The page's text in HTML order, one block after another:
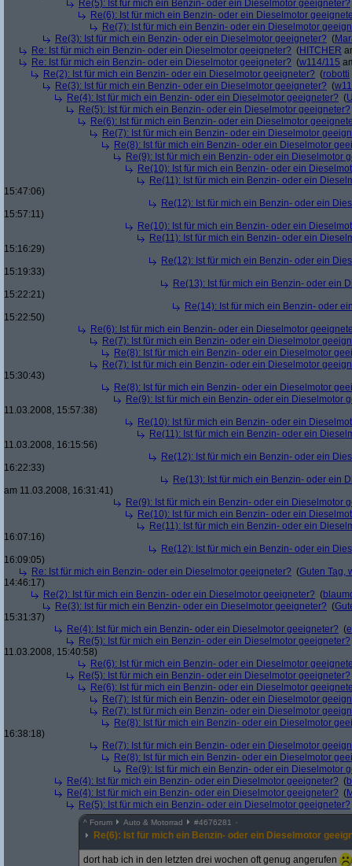
Re(5): Ist für mich ein Benzin- oder ein Dieselmotor geeigneter?
Re(6): Ist für mich ein Benzin- oder ein Dieselmotor
Re(7): Ist für mich ein Benzin- oder ein Dieselmotor
Re(3): Ist für mich ein Benzin- oder ein Dieselmotor geeigneter? (
Re: Ist für mich ein Benzin- oder ein Dieselmotor geeigneter? (HITCHER
Re: Ist für mich ein Benzin- oder ein Dieselmotor geeigneter? (w114/115
Re(2): Ist für mich ein Benzin- oder ein Dieselmotor geeigneter? (robotti
Re(3): Ist für mich ein Benzin- oder ein Dieselmotor geeigneter? (
Re(4): Ist für mich ein Benzin- oder ein Dieselmotor geeigneter? (
Re(5): Ist für mich ein Benzin- oder ein Dieselmotor geeigneter?
Re(6): Ist für mich ein Benzin- oder ein Dieselmotor
Re(7): Ist für mich ein Benzin- oder ein Dieselmotor
Re(8): Ist für mich ein Benzin- oder ein Dieselmotor
Re(9): Ist für mich ein Benzin- oder ein Dieselmotor
Re(10): Ist für mich ein Benzin- oder ein
Re(11): Ist für mich ein Benzin- oder ein
15:47:06)
Re(12): Ist für mich ein Benzin- oder ein
15:57:11)
Re(10): Ist für mich ein Benzin- oder ein
Re(11): Ist für mich ein Benzin- oder ein
15:16:29)
Re(12): Ist für mich ein Benzin- oder ein
15:19:33)
Re(13): Ist für mich ein Benzin- oder ein
15:22:21)
Re(14): Ist für mich ein Benzin- oder
15:22:50)
Re(6): Ist für mich ein Benzin- oder ein Dieselmotor
Re(7): Ist für mich ein Benzin- oder ein Dieselmotor
Re(8): Ist für mich ein Benzin- oder ein Dieselmotor
Re(7): Ist für mich ein Benzin- oder ein Dieselmotor
15:30:43)
Re(8): Ist für mich ein Benzin- oder ein Dieselmotor
Re(9): Ist für mich ein Benzin- oder ein Dieselmotor
11.03.2008, 15:57:38)
Re(10): Ist für mich ein Benzin- oder ein
Re(11): Ist für mich ein Benzin- oder ein
11.03.2008, 16:15:56)
Re(12): Ist für mich ein Benzin- oder ein
16:22:33)
Re(13): Ist für mich ein Benzin- oder ein
am 11.03.2008, 16:31:41)
Re(9): Ist für mich ein Benzin- oder ein Dieselmotor
Re(10): Ist für mich ein Benzin- oder ein
Re(11): Ist für mich ein Benzin- oder ein
16:07:16)
Re(12): Ist für mich ein Benzin- oder ein
16:09:05)
Re: Ist für mich ein Benzin- oder ein Dieselmotor geeigneter? (Guten Tag,
14:46:17)
Re(2): Ist für mich ein Benzin- oder ein Dieselmotor geeigneter? (
Re(3): Ist für mich ein Benzin- oder ein Dieselmotor geeigneter? (
15:31:37)
Re(4): Ist für mich ein Benzin- oder ein Dieselmotor geeigneter? (
Re(5): Ist für mich ein Benzin- oder ein Dieselmotor geeigneter?
11.03.2008, 15:40:58)
Re(6): Ist für mich ein Benzin- oder ein Dieselmotor
Re(5): Ist für mich ein Benzin- oder ein Dieselmotor geeigneter?
Re(6): Ist für mich ein Benzin- oder ein Dieselmotor
Re(7): Ist für mich ein Benzin- oder ein Dieselmotor
Re(7): Ist für mich ein Benzin- oder ein Dieselmotor
Re(8): Ist für mich ein Benzin- oder ein Dieselmotor
16:38:18)
Re(7): Ist für mich ein Benzin- oder ein Dieselmotor
Re(8): Ist für mich ein Benzin- oder ein Dieselmotor
Re(9): Ist für mich ein Benzin- oder ein Dieselmotor
Re(4): Ist für mich ein Benzin- oder ein Dieselmotor geeigneter? (
Re(4): Ist für mich ein Benzin- oder ein Dieselmotor geeigneter? (
Re(5): Ist für mich ein Benzin- oder ein Dieselmotor geeigneter?
^ Forum Auto & Motorrad #4676281
Re(6): Ist für mich ein Benzin- oder ein Dieselmotor
dort hab ich in den letzten drei wochen oft genug angerufen